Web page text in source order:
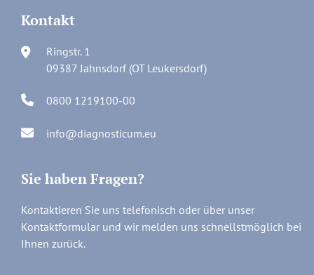
Kontakt
Ringstr. 1
09387 Jahnsdorf (OT Leukersdorf)
0800 1219100-00
info@diagnosticum.eu
Sie haben Fragen?
Kontaktieren Sie uns telefonisch oder über unser
Kontaktformular und wir melden uns schnellstmöglich bei
Ihnen zurück.